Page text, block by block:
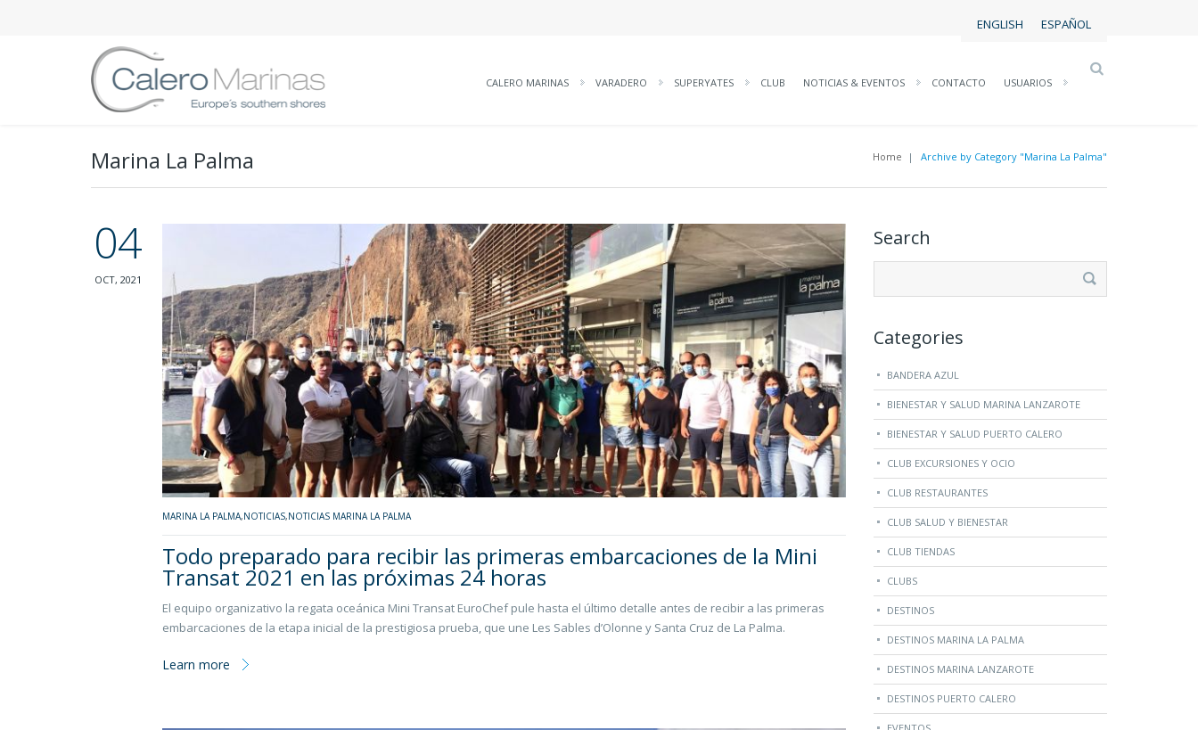
ENGLISH ESPAÑOL
CALERO MARINAS VARADERO SUPERYATES CLUB NOTICIAS & EVENTOS CONTACTO USUARIOS
Marina La Palma Home | Archive by Category "Marina La Palma"
04
OCT, 2021
MARINA LA PALMA,NOTICIAS,NOTICIAS MARINA LA PALMA
Todo preparado para recibir las primeras embarcaciones de la Mini
Transat 2021 en las próximas 24 horas
El equipo organizativo la regata oceánica Mini Transat EuroChef pule hasta el último detalle antes de recibir a las primeras
embarcaciones de la etapa inicial de la prestigiosa prueba, que une Les Sables d’Olonne y Santa Cruz de La Palma.
Learn more
Search
Categories
BANDERA AZUL
BIENESTAR Y SALUD MARINA LANZAROTE
BIENESTAR Y SALUD PUERTO CALERO
CLUB EXCURSIONES Y OCIO
CLUB RESTAURANTES
CLUB SALUD Y BIENESTAR
CLUB TIENDAS
CLUBS
DESTINOS
DESTINOS MARINA LA PALMA
DESTINOS MARINA LANZAROTE
DESTINOS PUERTO CALERO